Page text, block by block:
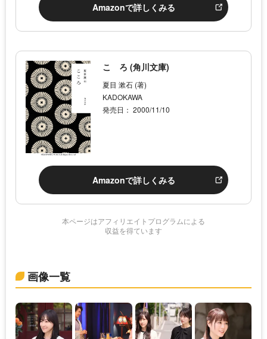
Amazonで詳しくみる
こゝろ (角川文庫)
夏目 漱石 (著)
KADOKAWA
発売日： 2000/11/10
Amazonで詳しくみる
本ページはアフィリエイトプログラムによる
収益を得ています
画像一覧